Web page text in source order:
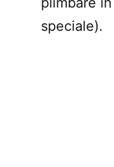
speciale).